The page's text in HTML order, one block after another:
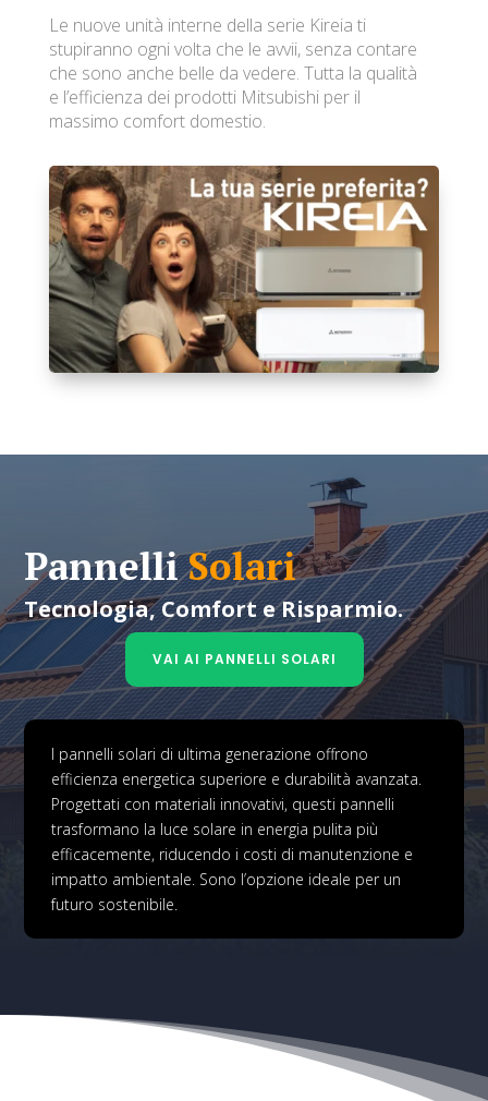
Le nuove unità interne della serie Kireia ti
stupiranno ogni volta che le avvii, senza contare
che sono anche belle da vedere. Tutta la qualità
e l’efficienza dei prodotti Mitsubishi per il
massimo comfort domestio.
PannelliSolari
Tecnologia, Comfort e Risparmio.
VAI AI PANNELLI SOLARI
I pannelli solari di ultima generazione offrono
efficienza energetica superiore e durabilità avanzata.
Progettati con materiali innovativi, questi pannelli
trasformano la luce solare in energia pulita più
efficacemente, riducendo i costi di manutenzione e
impatto ambientale. Sono l’opzione ideale per un
futuro sostenibile.